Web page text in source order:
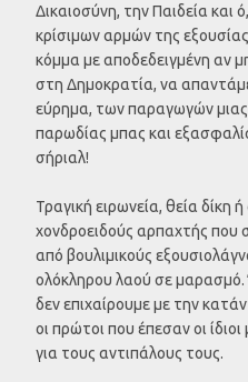
Δικαιοσύνη, την Παιδεία και
κρίσιμων αρμών της
κόμμα με αποδεδειγμένη αν
στη Δημοκρατία, να
εύρημα, των παραγωγών
παρωδίας μπας και
σήριαλ!
Τραγική ειρωνεία, θεία δίκη
χονδροειδούς αρπαχτής που
από βουλιμικούς
ολόκληρου λαού σε
δεν επιχαίρουμε με την
οι πρώτοι που έπεσαν οι
για τους αντιπάλους τους.